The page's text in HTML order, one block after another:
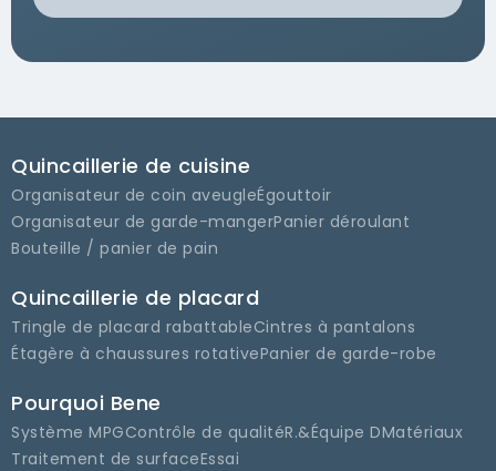
Quincaillerie de cuisine
Organisateur de coin aveugleÉgouttoir
Organisateur de garde-mangerPanier déroulant
Bouteille / panier de pain
Quincaillerie de placard
Tringle de placard rabattableCintres à pantalons
Étagère à chaussures rotativePanier de garde-robe
Pourquoi Bene
Système MPGContrôle de qualitéR.&Équipe DMatériaux
Traitement de surfaceEssai